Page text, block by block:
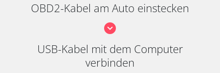
OBD2-Kabel am Auto einstecken
USB-Kabel mit dem Computer
verbinden